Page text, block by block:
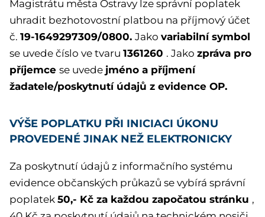
Magistrátu města Ostravy lze správní poplatek
uhradit bezhotovostní platbou na příjmový účet
č. 19-1649297309/0800. Jako variabilní symbol
se uvede číslo ve tvaru 1361260 . Jako zpráva pro
příjemce se uvede jméno a příjmení
žadatele/poskytnutí údajů z evidence OP.
VÝŠE POPLATKU PŘI INICIACI ÚKONU
PROVEDENÉ JINAK NEŽ ELEKTRONICKY
Za poskytnutí údajů z informačního systému
evidence občanských průkazů se vybírá správní
poplatek 50,- Kč za každou započatou stránku ,